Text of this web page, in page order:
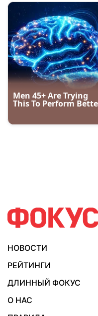
НОВОСТИ
РЕЙТИНГИ
ДЛИННЫЙ ФОКУС
О НАС